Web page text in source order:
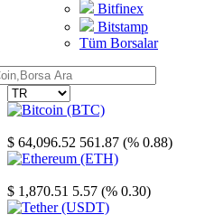
Bitfinex
Bitstamp
Tüm Borsalar
$ 64,096.52 561.87 (% 0.88)
$ 1,870.51 5.57 (% 0.30)